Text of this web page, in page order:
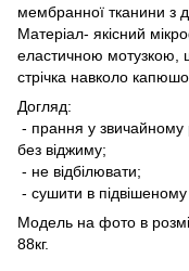
мембранної тканини з
Матеріал- якісний
еластичною мотузкою,
стрічка навколо
Догляд:
- прання у звичайному
без віджиму;
- не відбілювати;
- сушити в підвішеному
Модель на фото в
88кг.